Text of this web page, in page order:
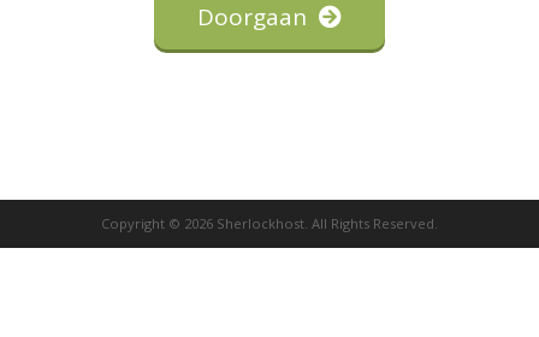
Doorgaan
Copyright © 2026 Sherlockhost. All Rights Reserved.